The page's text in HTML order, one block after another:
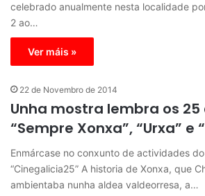
celebrado anualmente nesta localidade
2 ao…
Ver máis »
22 de Novembro de 2014
Unha mostra lembra os 25
“Sempre Xonxa”, “Urxa” e
Enmárcase no conxunto de actividades
“Cinegalicia25” A historia de Xonxa, que
ambientaba nunha aldea valdeorresa, a…